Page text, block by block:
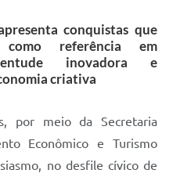
conquistas que
referência em
inovadora e
criativa
por meio da Secretaria
Econômico e Turismo
no desfile cívico de